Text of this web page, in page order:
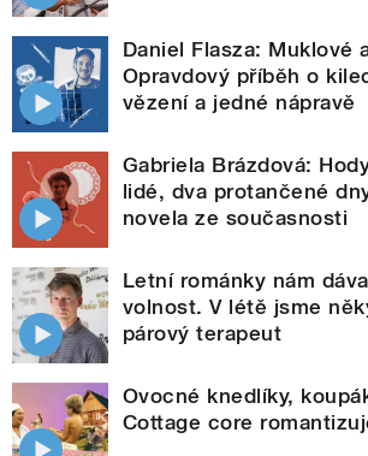
Daniel Flasza: Muklové
Opravdový příběh o
vězení a jedné nápravě
Gabriela Brázdová:
lidé, dva protančené
novela ze současnosti
Letní románky nám
volnost. V létě jsme
párový terapeut
Ovocné knedlíky,
Cottage core